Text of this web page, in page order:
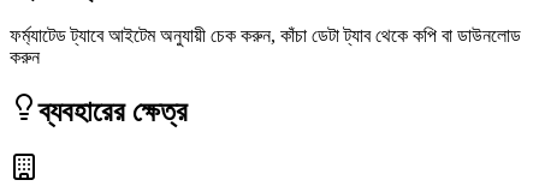
ফর্ম্যাটেড ট্যাবে আইটেম অনুযায়ী চেক করুন, কাঁচা ডেটা ট্যাব থেকে কপি বা ডাউনলোড
করুন
ব্যবহারের ক্ষেত্র